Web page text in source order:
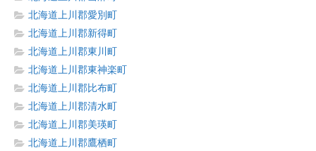
北海道上川郡愛別町
北海道上川郡新得町
北海道上川郡東川町
北海道上川郡東神楽町
北海道上川郡比布町
北海道上川郡清水町
北海道上川郡美瑛町
北海道上川郡鷹栖町